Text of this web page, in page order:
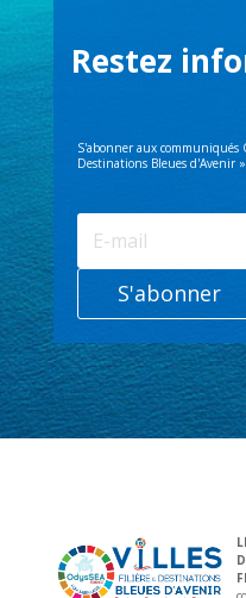
Restez
S'abonner aux communiqués
Destinations Bleues d'Avenir »
S'abonner